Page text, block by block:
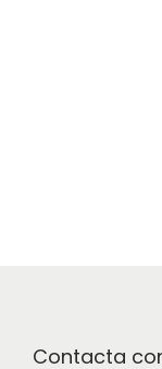
Contacta